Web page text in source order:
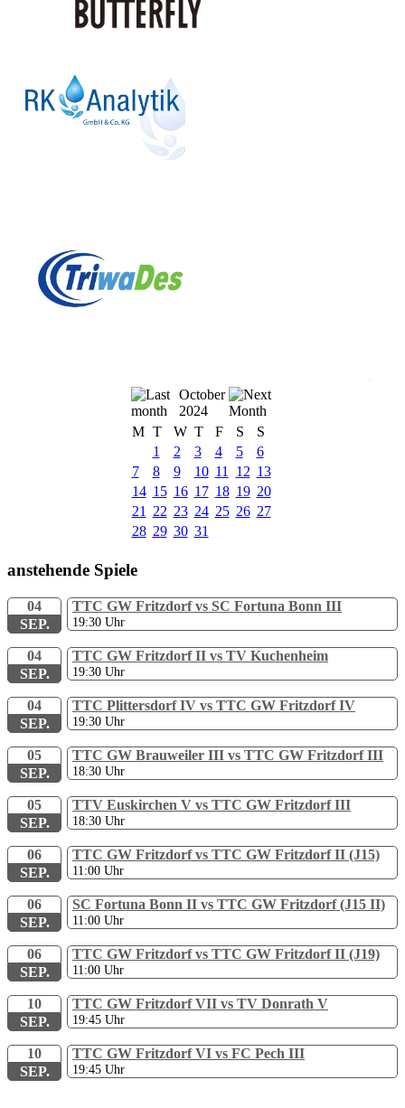
October
2024
M T W T F S
S
1
2 3 4 5
6
7
8 9 10 11 12 13
14 15 16 17 18 19 20
21
22 23 24 25 26 27
28 29 30 31
anstehende Spiele
04
SEP.
TTC GW Fritzdorf vs SC Fortuna Bonn III
19:30 Uhr
04
SEP.
TTC GW Fritzdorf II vs TV Kuchenheim
19:30 Uhr
04
SEP.
TTC Plittersdorf IV vs TTC GW Fritzdorf IV
19:30 Uhr
05
SEP.
TTC GW Brauweiler III vs TTC GW Fritzdorf III
18:30 Uhr
05
SEP.
TTV Euskirchen V vs TTC GW Fritzdorf III
18:30 Uhr
06
SEP.
TTC GW Fritzdorf vs TTC GW Fritzdorf II (J15)
11:00 Uhr
06
SEP.
SC Fortuna Bonn II vs TTC GW Fritzdorf (J15 II)
11:00 Uhr
06
SEP.
TTC GW Fritzdorf vs TTC GW Fritzdorf II (J19)
11:00 Uhr
10
SEP.
TTC GW Fritzdorf VII vs TV Donrath V
19:45 Uhr
10
SEP.
TTC GW Fritzdorf VI vs FC Pech III
19:45 Uhr